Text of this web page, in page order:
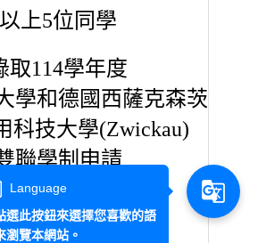
以上5位同學
取114學年度
學和德國西薩克森茨
科技大學(Zwickau)
聯學制申請
Language
選此按鈕來選擇您喜歡的語
瀏覽本網站。
g_translate